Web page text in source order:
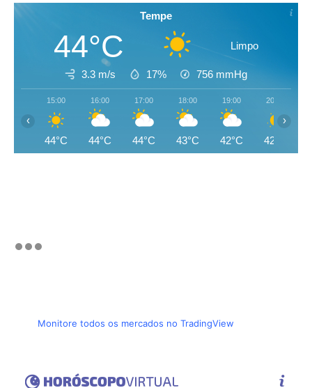
Tempe
44°C Limpo
3.3 m/s 17% 756 mmHg
15:00
44°C
16:00
44°C
17:00
44°C
18:00
43°C
19:00
42°C
20:00
42°C
‹ ›
Monitore todos os mercados no TradingView